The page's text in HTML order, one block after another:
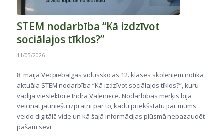
STEM nodarbība “Kā izdzīvot
sociālajos tīklos?”
11/05/2026
8. maijā Vecpiebalgas vidusskolas 12. klases skolēniem notika
aktuāla STEM nodarbība “Kā izdzīvot sociālajos tīklos?”, kuru
vadīja vieslektore Indra Vaļeniece. Nodarbības mērķis bija
veicināt jauniešu izpratni par to, kādu priekšstatu par mums
veido digitālā vide un kā šajā informācijas plūsmā nepazaudēt
pašam sevi.